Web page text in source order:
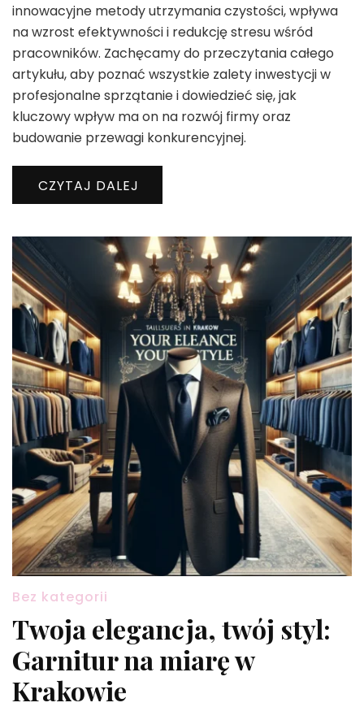
innowacyjne metody utrzymania czystości, wpływa
na wzrost efektywności i redukcję stresu wśród
pracowników. Zachęcamy do przeczytania całego
artykułu, aby poznać wszystkie zalety inwestycji w
profesjonalne sprzątanie i dowiedzieć się, jak
kluczowy wpływ ma on na rozwój firmy oraz
budowanie przewagi konkurencyjnej.
CZYTAJ DALEJ
Bez kategorii
Twoja elegancja, twój styl:
Garnitur na miarę w
Krakowie